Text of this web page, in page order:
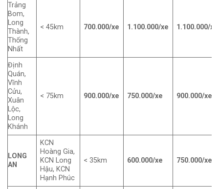
Trảng
Bom,
Long
Thành,
Thống
Nhất
< 45km 700.000/xe 1.100.000/xe 1.100.000/xe
Định
Quán,
Vĩnh
Cửu,
Xuân
Lộc,
Long
Khánh
< 75km 900.000/xe 750.000/xe 900.000/xe
LONG
AN
KCN
Hoàng Gia,
KCN Long
Hậu, KCN
Hạnh Phúc
< 35km 600.000/xe 750.000/xe